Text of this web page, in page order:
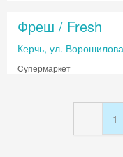
Фреш / Fresh
Керчь, ул.
Cупермаркет
1